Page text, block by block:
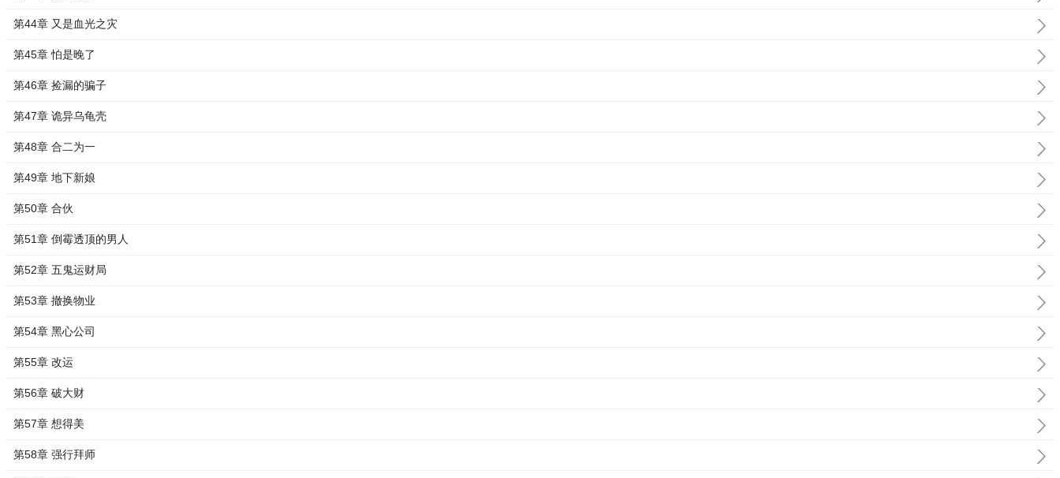
第44章 又是血光之灾
第45章 怕是晚了
第46章 捡漏的骗子
第47章 诡异乌龟壳
第48章 合二为一
第49章 地下新娘
第50章 合伙
第51章 倒霉透顶的男人
第52章 五鬼运财局
第53章 撤换物业
第54章 黑心公司
第55章 改运
第56章 破大财
第57章 想得美
第58章 强行拜师